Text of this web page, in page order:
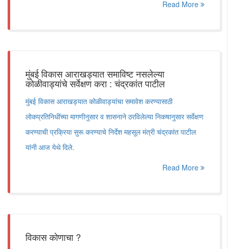
Read More
मुंबई विकास आराखड्यात समाविष्ट नसलेल्या
कोळीवाड्यांचे सर्वेक्षण करा : चंद्रकांत पाटील
मुंबई विकास आराखड्यात कोळीवाड्यांचा समावेश करण्यासाठी
लोकप्रतिनिधींच्या मागणीनुसार व शासनाने ठरविलेल्या निकषानुसार सर्वेक्षण
करण्याची प्रक्रिया सुरू करण्याचे निर्देश महसूल मंत्री चंद्रकांत पाटील
यांनी आज येथे दिले.
Read More
विकास कोणाचा ?